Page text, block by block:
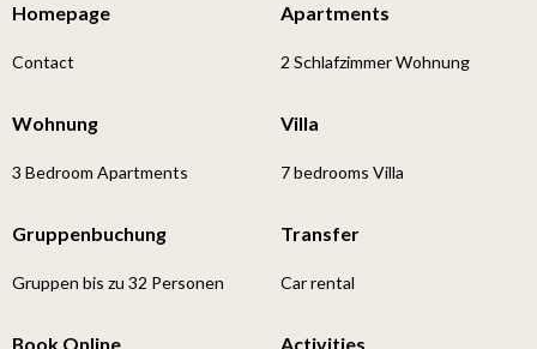
Homepage
Contact
Apartments
2 Schlafzimmer Wohnung
Wohnung
3 Bedroom Apartments
Villa
7 bedrooms Villa
Gruppenbuchung
Gruppen bis zu 32 Personen
Transfer
Car rental
Book Online Activities